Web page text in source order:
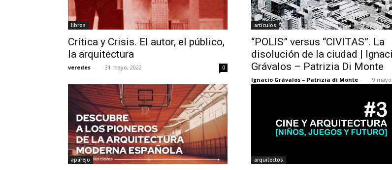
libros
Crítica y Crisis. El autor, el público,
la arquitectura
veredes - 31 mayo, 2022 0
artículos
“POLIS” versus “CIVITAS”. La
disolución de la ciudad |
Grávalos – Patrizia Di Monte
Ignacio Grávalos – Patrizia di Monte - 9
aparejo arquitectos